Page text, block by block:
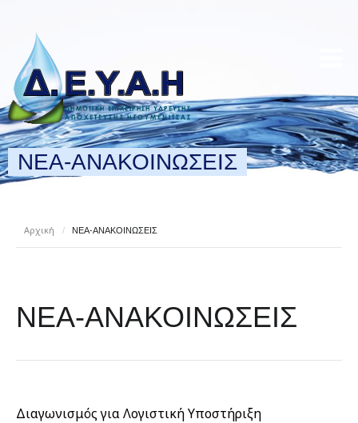
ΝΕΑ-ΑΝΑΚΟΙΝΩΣΕΙΣ
Αρχική / ΝΕΑ-ΑΝΑΚΟΙΝΩΣΕΙΣ
ΝΕΑ-ΑΝΑΚΟΙΝΩΣΕΙΣ
Διαγωνισμός για Λογιστική Υποστήριξη